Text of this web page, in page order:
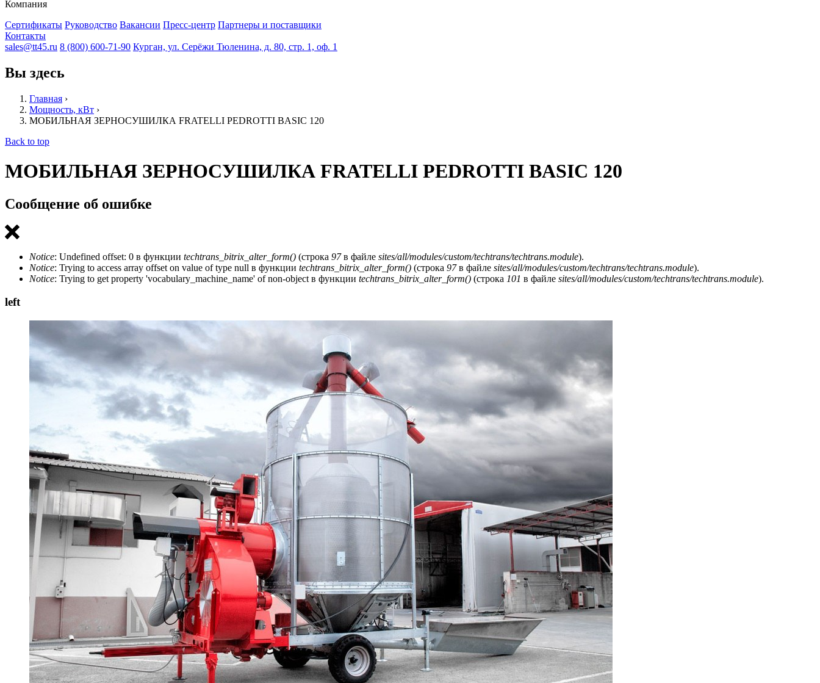
Компания
Сертификаты Руководство Вакансии Пресс-центр Партнеры и поставщики
Контакты
sales@tt45.ru 8 (800) 600-71-90 Курган, ул. Серёжи Тюленина, д. 80, стр. 1, оф. 1
Вы здесь
Главная ›
Мощность, кВт ›
МОБИЛЬНАЯ ЗЕРНОСУШИЛКА FRATELLI PЕDROTTI BASIC 120
Back to top
МОБИЛЬНАЯ ЗЕРНОСУШИЛКА FRATELLI PЕDROTTI BASIC 120
Сообщение об ошибке
Notice: Undefined offset: 0 в функции techtrans_bitrix_alter_form() (строка 97в файле sites/all/modules/custom/techtrans/techtrans.module).
Notice: Trying to access array offset on value of type null в функции techtrans_bitrix_alter_form() (строка 97в файле sites/all/modules/custom/techtrans/techtrans.module).
Notice: Trying to get property 'vocabulary_machine_name' of non-object в функции techtrans_bitrix_alter_form() (строка 101 в файле sites/all/modules/custom/techtrans/techtrans.module).
left